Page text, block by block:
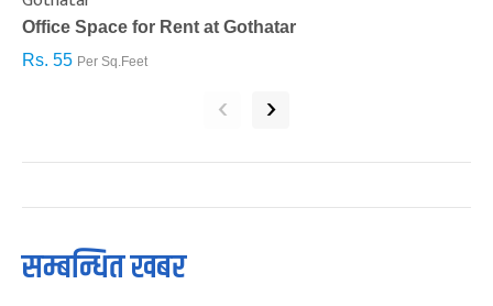
Office Space for Rent at Gothatar
Rs. 55 Per Sq.Feet
‹ ›
सम्बन्धित खबर